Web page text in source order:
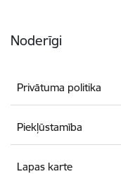
Noderīgi
Privātuma politika
Piekļūstamība
Lapas karte